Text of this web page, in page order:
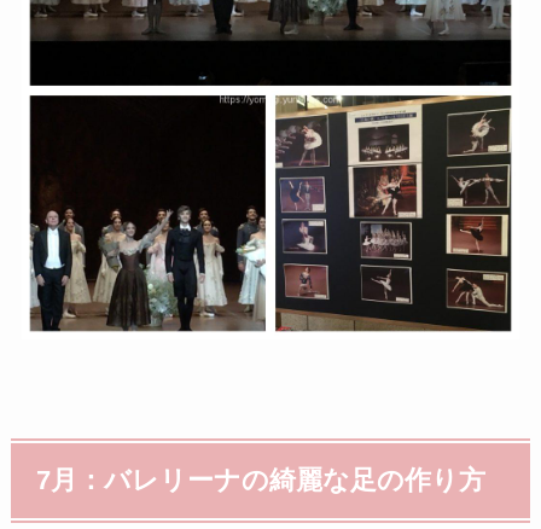
7月：バレリーナの綺麗な足の作り方